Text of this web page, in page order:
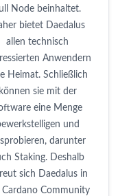
Node beinhaltet.
bietet Daedalus
allen technisch
Anwendern
Heimat. Schließlich
können sie mit der
eine Menge
und
darunter
Staking. Deshalb
sich Daedalus in
Cardano Community